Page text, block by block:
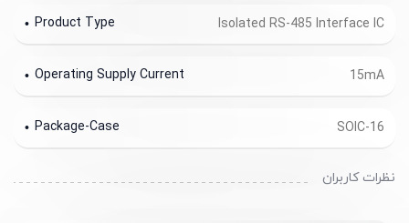
Isolated RS-485 Interface IC
Product Type
15mA
Operating Supply Current
SOIC-16
Package-Case
نظرات کاربران